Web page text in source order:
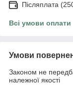
Післяплата
Всі умови оплати
Умови
Законом не
належної якості